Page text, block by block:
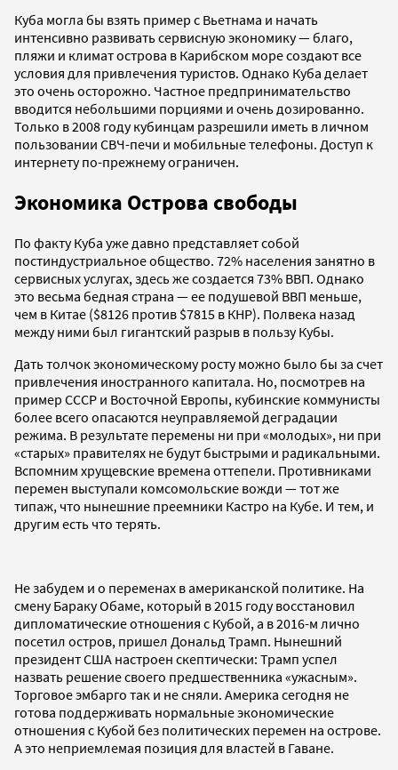
Куба могла бы взять пример с Вьетнама и начать
интенсивно развивать сервисную экономику — благо,
пляжи и климат острова в Карибском море создают все
условия для привлечения туристов. Однако Куба делает
это очень осторожно. Частное предпринимательство
вводится небольшими порциями и очень дозированно.
Только в 2008 году кубинцам разрешили иметь в личном
пользовании СВЧ-печи и мобильные телефоны. Доступ к
интернету по-прежнему ограничен.
Экономика Острова свободы
По факту Куба уже давно представляет собой
постиндустриальное общество. 72% населения занятно в
сервисных услугах, здесь же создается 73% ВВП. Однако
это весьма бедная страна — ее подушевой ВВП меньше,
чем в Китае ($8126 против $7815 в КНР). Полвека назад
между ними был гигантский разрыв в пользу Кубы.
Дать толчок экономическому росту можно было бы за счет
привлечения иностранного капитала. Но, посмотрев на
пример СССР и Восточной Европы, кубинские коммунисты
более всего опасаются неуправляемой деградации
режима. В результате перемены ни при «молодых», ни при
«старых» правителях не будут быстрыми и радикальными.
Вспомним хрущевские времена оттепели. Противниками
перемен выступали комсомольские вожди — тот же
типаж, что нынешние преемники Кастро на Кубе. И тем, и
другим есть что терять.
Не забудем и о переменах в американской политике. На
смену Бараку Обаме, который в 2015 году восстановил
дипломатические отношения с Кубой, а в 2016-м лично
посетил остров, пришел Дональд Трамп. Нынешний
президент США настроен скептически: Трамп успел
назвать решение своего предшественника «ужасным».
Торговое эмбарго так и не сняли. Америка сегодня не
готова поддерживать нормальные экономические
отношения с Кубой без политических перемен на острове.
А это неприемлемая позиция для властей в Гаване.